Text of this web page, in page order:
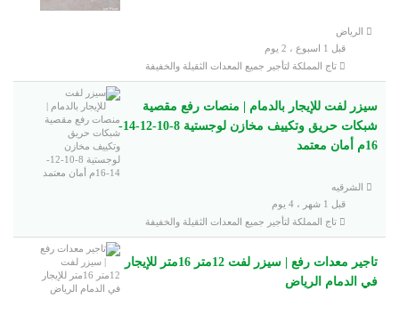
الرياض
قبل 1 اسبوع ، 2 يوم
تاج المملكة لتأجير جميع المعدات الثقيلة والخفيفة
سيزر لفت للإيجار بالدمام | منصات رفع مقصية
شبكات حريق وتكييف مخازن لوجستية 8-10-12-14-
16م أمان معتمد
الشرقيه
قبل 1 شهر ، 4 يوم
تاج المملكة لتأجير جميع المعدات الثقيلة والخفيفة
تاجير معدات رفع | سيزر لفت 12متر 16متر للإيجار
في الدمام الرياض